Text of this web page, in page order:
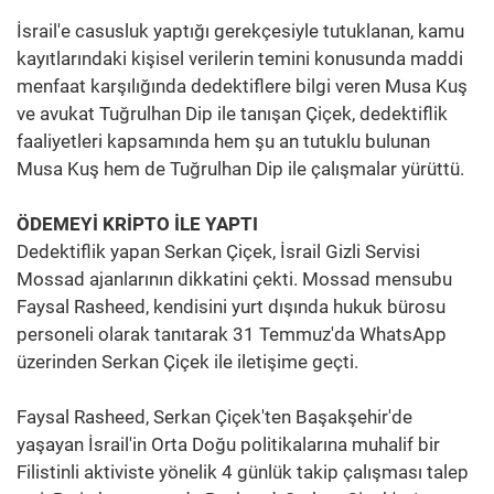
İsrail'e casusluk yaptığı gerekçesiyle tutuklanan, kamu
kayıtlarındaki kişisel verilerin temini konusunda maddi
menfaat karşılığında dedektiflere bilgi veren Musa Kuş
ve avukat Tuğrulhan Dip ile tanışan Çiçek, dedektiflik
faaliyetleri kapsamında hem şu an tutuklu bulunan
Musa Kuş hem de Tuğrulhan Dip ile çalışmalar yürüttü.
ÖDEMEYİ KRİPTO İLE YAPTI
Dedektiflik yapan Serkan Çiçek, İsrail Gizli Servisi
Mossad ajanlarının dikkatini çekti. Mossad mensubu
Faysal Rasheed, kendisini yurt dışında hukuk bürosu
personeli olarak tanıtarak 31 Temmuz'da WhatsApp
üzerinden Serkan Çiçek ile iletişime geçti.
Faysal Rasheed, Serkan Çiçek'ten Başakşehir'de
yaşayan İsrail'in Orta Doğu politikalarına muhalif bir
Filistinli aktiviste yönelik 4 günlük takip çalışması talep